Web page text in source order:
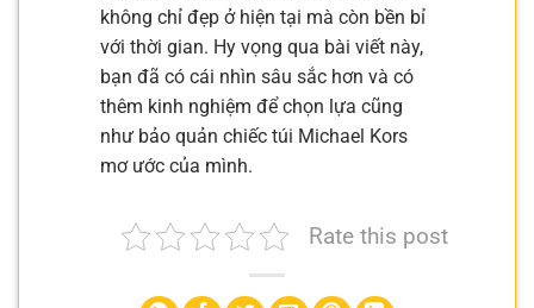
không chỉ đẹp ở hiện tại mà còn bền bỉ
với thời gian. Hy vọng qua bài viết này,
bạn đã có cái nhìn sâu sắc hơn và có
thêm kinh nghiệm để chọn lựa cũng
như bảo quản chiếc túi Michael Kors
mơ ước của mình.
Rate this post